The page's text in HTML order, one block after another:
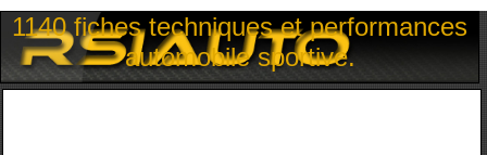
1140 fiches techniques et performances
automobile sportive.